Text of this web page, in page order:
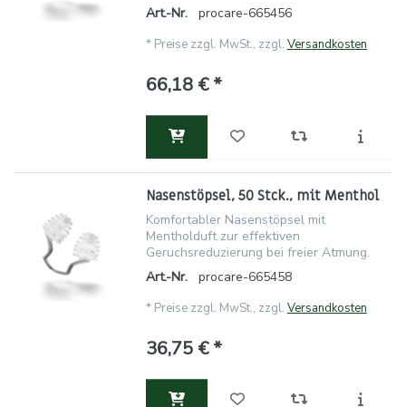
Art.-Nr.
procare-665456
* Preise zzgl. MwSt., zzgl. Versandkosten
66,18 € *
Nasenstöpsel, 50 Stck., mit Menthol
Komfortabler Nasenstöpsel mit
Mentholduft zur effektiven
Geruchsreduzierung bei freier Atmung.
Art.-Nr.
procare-665458
* Preise zzgl. MwSt., zzgl. Versandkosten
36,75 € *